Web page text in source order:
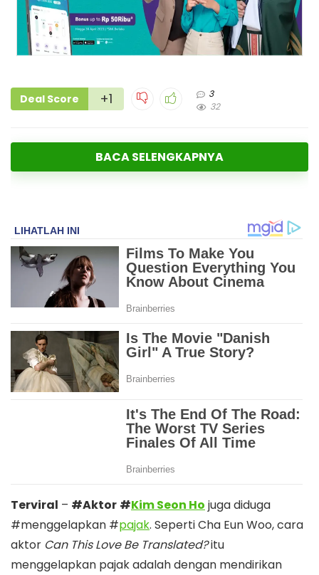
Deal Score +1
3
32
BACA SELENGKAPNYA
Terviral – #Aktor #Kim Seon Ho juga diduga
#menggelapkan #pajak. Seperti Cha Eun Woo, cara
aktor Can This Love Be Translated?itu
menggelapkan pajak adalah dengan mendirikan